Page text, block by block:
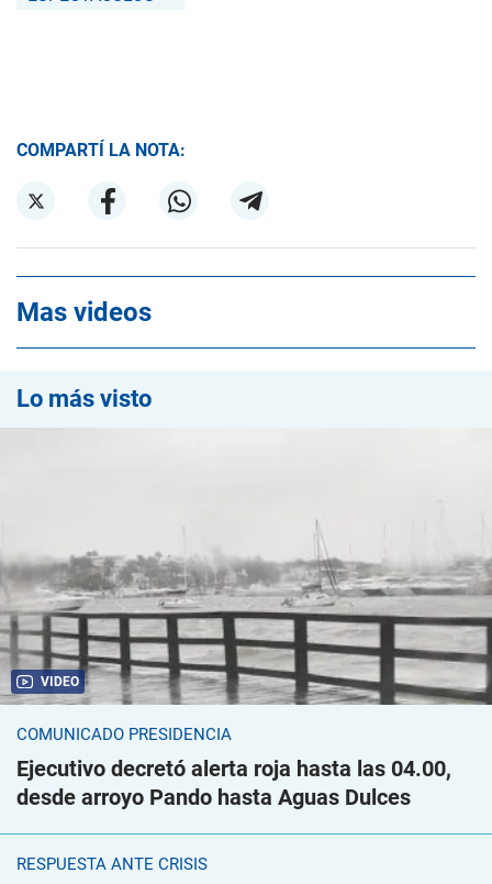
COMPARTÍ LA NOTA:
Mas videos
Lo más visto
VIDEO
COMUNICADO PRESIDENCIA
Ejecutivo decretó alerta roja hasta las 04.00,
desde arroyo Pando hasta Aguas Dulces
RESPUESTA ANTE CRISIS